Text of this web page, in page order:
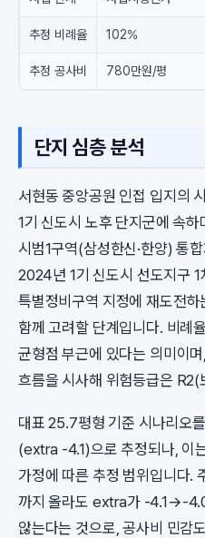
추정 비례율 102%
추정 공사비 780만원/평
단지 심층 분석
서현동 중앙공원 인접 입지의
1기 신도시 노후 단지군에 속
시범1구역(삼성한신·한양) 통
2024년 1기 신도시 선도지구
특별정비구역 지정에 재도전
함께 고려할 단계입니다. 비례
균형점 부근에 있다는 의미이
흐름을 시사해 위험등급은 R2(
대표 25.7평형 기준 시나리오
(extra -4.1)으로 추정되나, 이
가정에 따른 추정 범위입니다.
까지 올라도 extra가 -4.1→-
않는다는 것으로, 공사비 민감